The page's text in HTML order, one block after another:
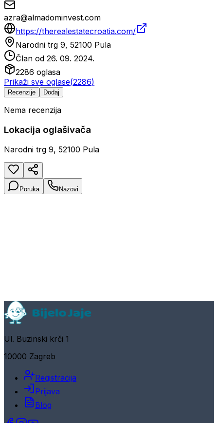
azra@almadominvest.com
https://therealestatecroatia.com/
Narodni trg 9, 52100 Pula
Član od 26. 09. 2024.
2286 oglasa
Prikaži sve oglase(2286)
Recenzije Dodaj
Nema recenzija
Lokacija oglašivača
Narodni trg 9, 52100 Pula
Poruka Nazovi
Ul. Buzinski krči 1
10000 Zagreb
Registracija
Prijava
Blog